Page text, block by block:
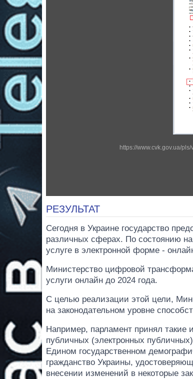
https://www.cvk.gov.ua/
РЕЗУЛЬТАТ
Сегодня в Украине государство
различных сферах. По состоянию
услуге в электронной форме -
Министерство цифровой
услуги онлайн до 2024 года.
С целью реализации этой цели,
на законодательном уровне
Например, парламент принял такие
публичных (электронных
Едином государственном
гражданство Украины,
внесении изменений в некоторые